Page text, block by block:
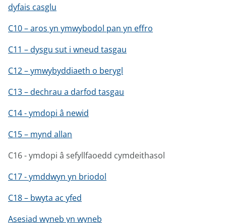
dyfais casglu
C10 – aros yn ymwybodol pan yn effro
C11 – dysgu sut i wneud tasgau
C12 – ymwybyddiaeth o berygl
C13 – dechrau a darfod tasgau
C14 - ymdopi â newid
C15 – mynd allan
C16 - ymdopi â sefyllfaoedd cymdeithasol
C17 - ymddwyn yn briodol
C18 – bwyta ac yfed
Asesiad wyneb yn wyneb